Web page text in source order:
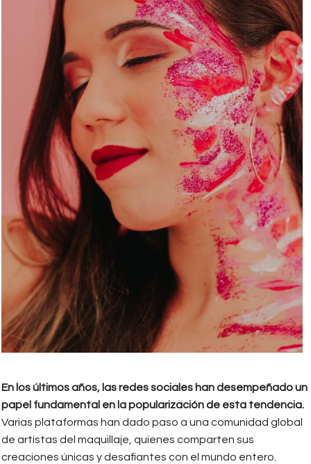
En los últimos años, las redes sociales han desempeñado un
papel fundamental en la popularización de esta tendencia.
Varias plataformas han dado paso a una comunidad global
de artistas del maquillaje, quienes comparten sus
creaciones únicas y desafiantes con el mundo entero.